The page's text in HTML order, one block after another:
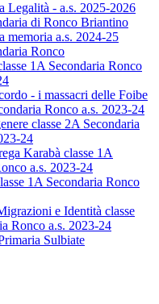
Legalità - a.s. 2025-2026
di Ronco Briantino
memoria a.s. 2024-25
Ronco
1A Secondaria Ronco
- i massacri delle Foibe
Ronco a.s. 2023-24
classe 2A Secondaria
24
Karabà classe 1A
a.s. 2023-24
1A Secondaria Ronco
e Identità classe
Ronco a.s. 2023-24
Sulbiate